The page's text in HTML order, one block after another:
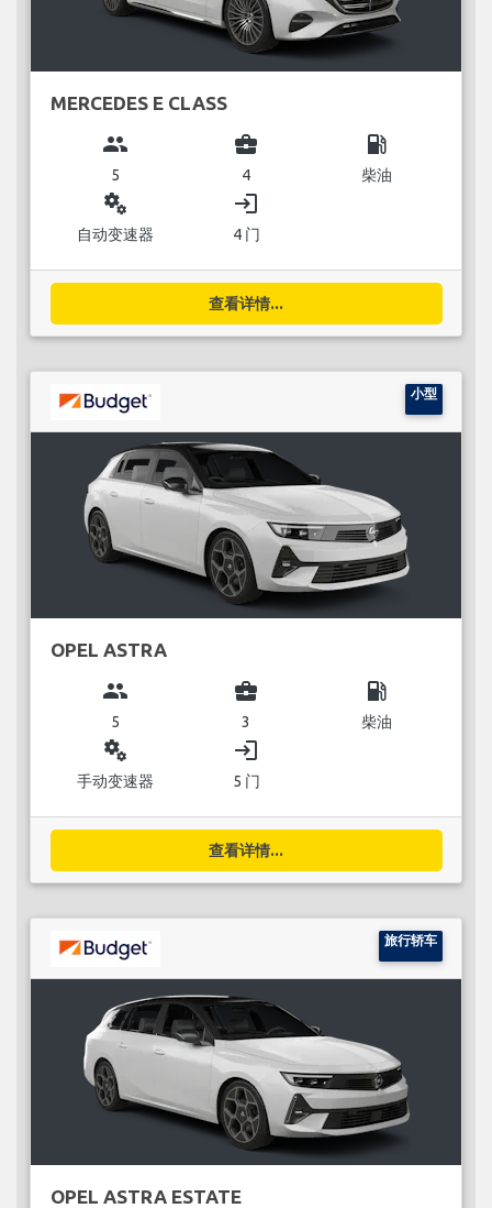
MERCEDES E CLASS
group
5
business_center
4
local_gas_station
柴油
miscellaneous_services
自动变速器
login
4 门
查看详情...
小型
OPEL ASTRA
group
5
business_center
3
local_gas_station
柴油
miscellaneous_services
手动变速器
login
5 门
查看详情...
旅行轿车
OPEL ASTRA ESTATE